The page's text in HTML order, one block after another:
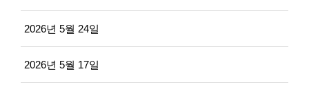
2026년 5월 24일
2026년 5월 17일